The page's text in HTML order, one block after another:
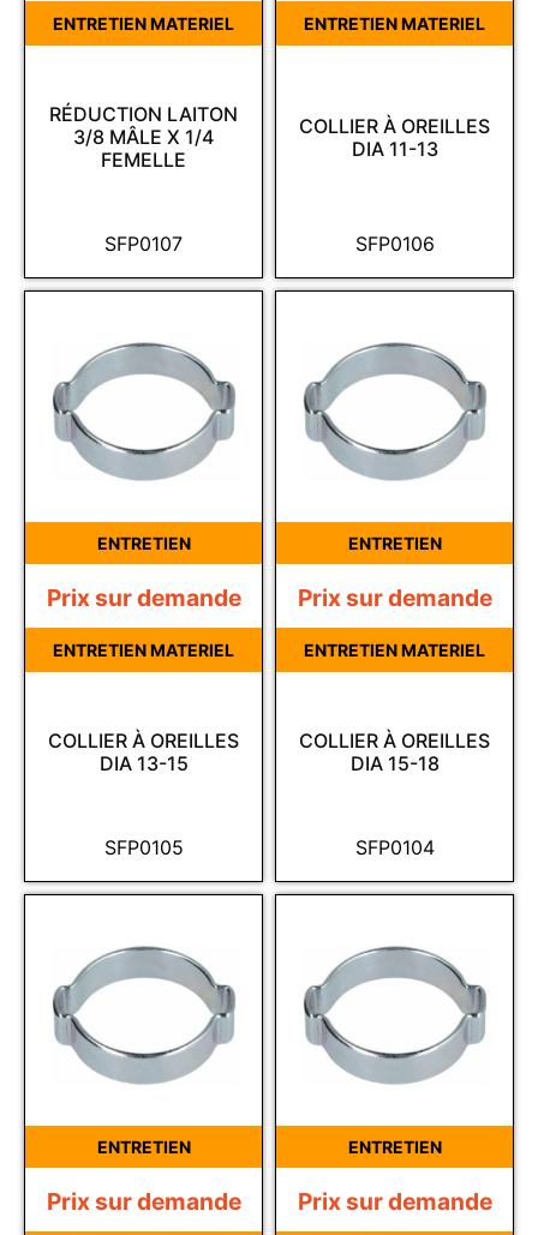
SFP0107
RÉDUCTION LAITON
3/8 MÂLE X 1/4
FEMELLE
ENTRETIEN MATERIEL
SFP0106
COLLIER À OREILLES
DIA 11-13
ENTRETIEN MATERIEL
ENTRETIEN
SFP0105
COLLIER À OREILLES
DIA 13-15
Prix sur demande
ENTRETIEN MATERIEL
ENTRETIEN
SFP0104
COLLIER À OREILLES
DIA 15-18
Prix sur demande
ENTRETIEN MATERIEL
ENTRETIEN
Prix sur demande
ENTRETIEN
Prix sur demande